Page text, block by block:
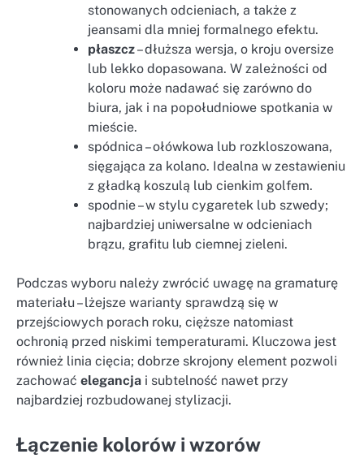
stonowanych odcieniach, a także z
jeansami dla mniej formalnego efektu.
płaszcz– dłuższa wersja, o kroju oversize
lub lekko dopasowana. W zależności od
koloru może nadawać się zarówno do
biura, jak i na popołudniowe spotkania w
mieście.
spódnica – ołówkowa lub rozkloszowana,
sięgająca za kolano. Idealna w zestawieniu
z gładką koszulą lub cienkim golfem.
spodnie – w stylu cygaretek lub szwedy;
najbardziej uniwersalne w odcieniach
brązu, grafitu lub ciemnej zieleni.
Podczas wyboru należy zwrócić uwagę na gramaturę
materiału – lżejsze warianty sprawdzą się w
przejściowych porach roku, cięższe natomiast
ochronią przed niskimi temperaturami. Kluczowa jest
również linia cięcia; dobrze skrojony element pozwoli
zachować elegancja i subtelność nawet przy
najbardziej rozbudowanej stylizacji.
Łączenie kolorów i wzorów